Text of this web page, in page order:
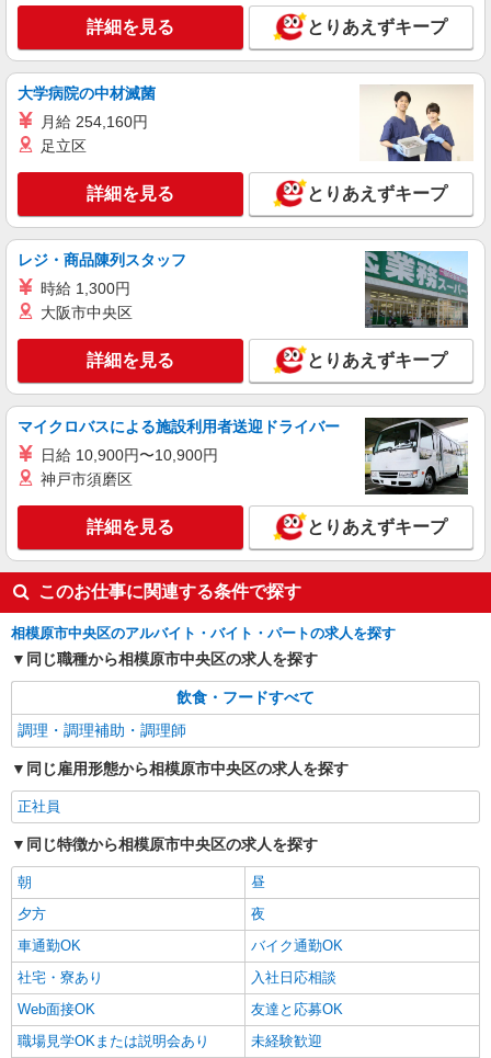
月給25万円〜30万円 ※給与は経験や前職給与
に応じて決定します。 賞与年2回
イリーゼ相模原矢部 （神奈川県相模原市中央
区矢部2-21-1）
キープ 詳細を見る
正社員
株式会社HITOWA フードサービスカンパニー
福祉施設での調理師（チーフ候補）【正社員】
に応じて決定します。 賞与年2回
ホッとライブ横山台 （神奈川県相模原市中央
区横山台2-5-1 門倉センタービル4階）
キープ 詳細を見る
ケンタッキーフライドチキン 相模原小山モール店
カウンター・キッチンスタッフ ＜優先募集日
時＞平日（月〜金） 17:00〜21:00
時給1260円 ＜高校生＞時給1230円
神奈川県相模原市中央区小山3-37-1
キープ
アルバイト パート
ケンタッキーフライドチキン 相模原小山モール店
カウンター・キッチンスタッフ ＜優先募集日
時＞平日（月〜金） 17:00〜21:00
時給1260円 ＜高校生＞時給1230円
神奈川県相模原市中央区小山3-37-1
詳細を見る とりあえずキープ
大学病院の中材滅菌
月給 254,160円
足立区
詳細を見る とりあえずキープ
レジ・商品陳列スタッフ
時給 1,300円
大阪市中央区
詳細を見る とりあえずキープ
マイクロバスによる施設利用者送迎ドライバー
日給 10,900円〜10,900円
神戸市須磨区
詳細を見る とりあえずキープ
このお仕事に関連する条件で探す
相模原市中央区のアルバイト・バイト・パートの求人を探す
同じ職種から相模原市中央区の求人を探す
飲食・フードすべて
調理・調理補助・調理師
同じ雇用形態から相模原市中央区の求人を探す
正社員
同じ特徴から相模原市中央区の求人を探す
朝
昼
夕方
夜
車通勤OK
バイク通勤OK
社宅・寮あり
入社日応相談
Web面接OK
友達と応募OK
職場見学OKまたは説明会あり
未経験歓迎